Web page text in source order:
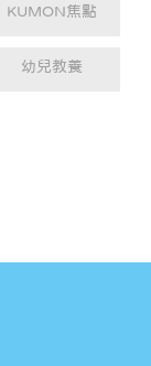
KUMON焦點
幼兒教養